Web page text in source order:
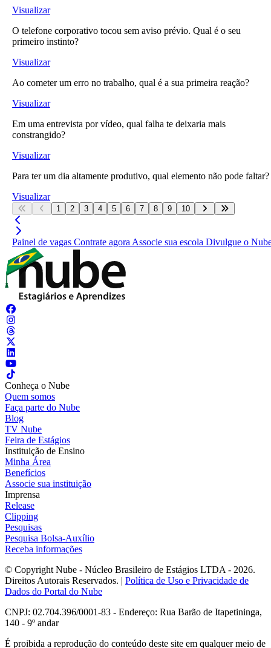
Visualizar
O telefone corporativo tocou sem aviso prévio. Qual é o seu
primeiro instinto?
Visualizar
Ao cometer um erro no trabalho, qual é a sua primeira reação?
Visualizar
Em uma entrevista por vídeo, qual falha te deixaria mais
constrangido?
Visualizar
Para ter um dia altamente produtivo, qual elemento não pode faltar?
Visualizar
1 2 3 4 5 6 7 8 9 10
Painel de vagas Contrate agora Associe sua escola Divulgue o
Conheça o Nube
Quem somos
Faça parte do Nube
Blog
TV Nube
Feira de Estágios
Instituição de Ensino
Minha Área
Benefícios
Associe sua instituição
Imprensa
Release
Clipping
Pesquisas
Pesquisa Bolsa-Auxílio
Receba informações
© Copyright Nube - Núcleo Brasileiro de Estágios LTDA - 2026.
Direitos Autorais Reservados. | Política de Uso e Privacidade de
Dados do Portal do Nube
CNPJ: 02.704.396/0001-83 - Endereço: Rua Barão de Itapetininga,
140 - 9º andar
É proibida a reprodução do conteúdo deste site em qualquer meio de